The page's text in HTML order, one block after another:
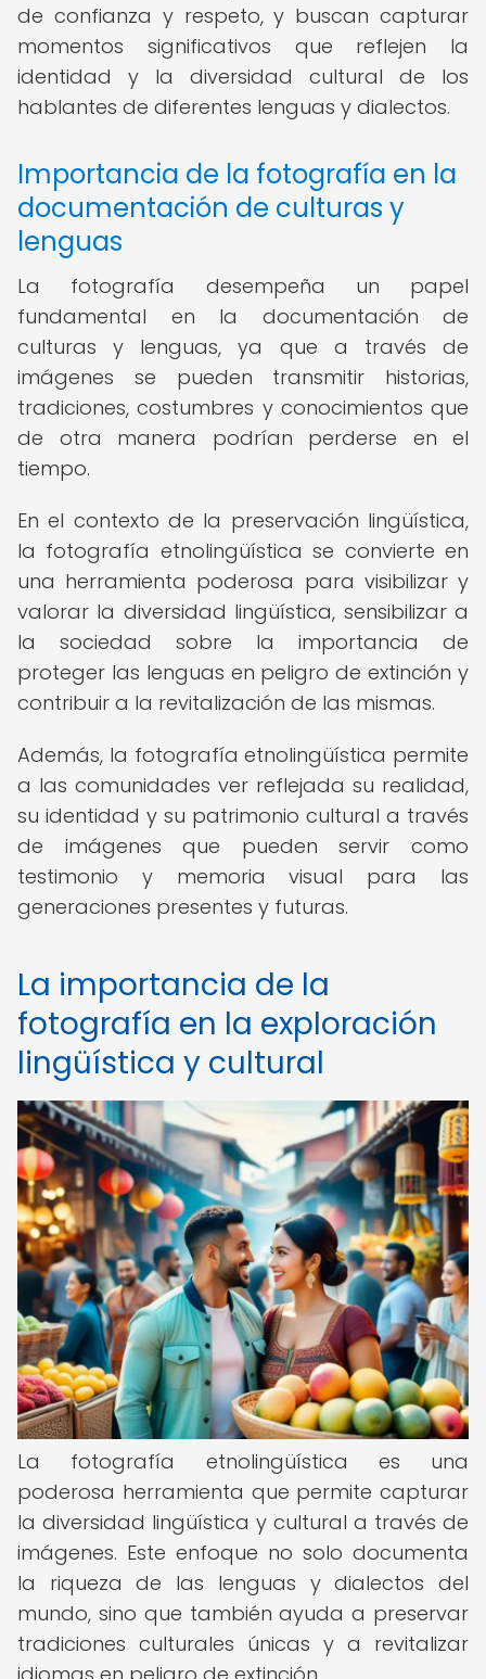
de confianza y respeto, y buscan capturar
momentos significativos que reflejen la
identidad y la diversidad cultural de los
hablantes de diferentes lenguas y dialectos.
Importancia de la fotografía en la
documentación de culturas y
lenguas
La fotografía desempeña un papel
fundamental en la documentación de
culturas y lenguas, ya que a través de
imágenes se pueden transmitir historias,
tradiciones, costumbres y conocimientos que
de otra manera podrían perderse en el
tiempo.
En el contexto de la preservación lingüística,
la fotografía etnolingüística se convierte en
una herramienta poderosa para visibilizar y
valorar la diversidad lingüística, sensibilizar a
la sociedad sobre la importancia de
proteger las lenguas en peligro de extinción y
contribuir a la revitalización de las mismas.
Además, la fotografía etnolingüística permite
a las comunidades ver reflejada su realidad,
su identidad y su patrimonio cultural a través
de imágenes que pueden servir como
testimonio y memoria visual para las
generaciones presentes y futuras.
La importancia de la
fotografía en la exploración
lingüística y cultural
La fotografía etnolingüística es una
poderosa herramienta que permite capturar
la diversidad lingüística y cultural a través de
imágenes. Este enfoque no solo documenta
la riqueza de las lenguas y dialectos del
mundo, sino que también ayuda a preservar
tradiciones culturales únicas y a revitalizar